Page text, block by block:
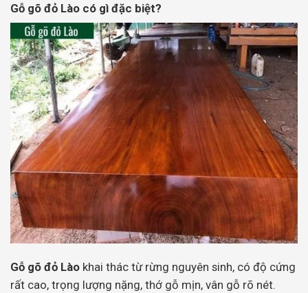
Gỗ gõ đỏ Lào có gì đặc biệt?
Gỗ gõ đỏ Lào khai thác từ rừng nguyên sinh, có độ cứng
rất cao, trọng lượng nặng, thớ gỗ mịn, vân gỗ rõ nét.